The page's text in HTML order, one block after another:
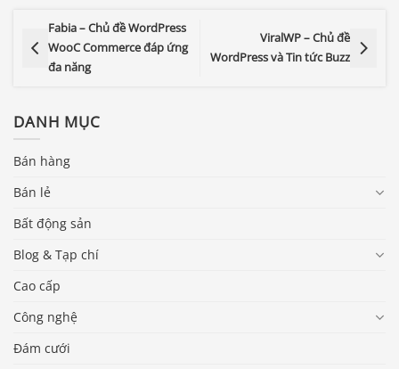
Fabia – Chủ đề WordPress
WooC Commerce đáp ứng
đa năng
ViralWP – Chủ đề
WordPress và Tin tức Buzz
DANH MỤC
Bán hàng
Bán lẻ
Bất động sản
Blog & Tạp chí
Cao cấp
Công nghệ
Đám cưới